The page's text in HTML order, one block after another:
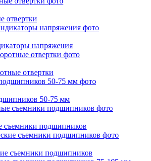
отвертки
напряжения
отвертки
50-75 мм
съемники подшипников
съемники подшипников